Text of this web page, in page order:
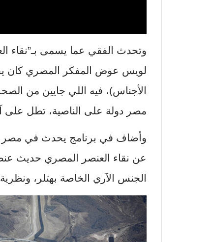
وتحدث الفقي عما يسمى بـ”نقاء
لويس عوض المفكر المصري كان
الأجناس)، فيه اللي جايين من
مصر دولة على الناصية، تطل على
وأضاف في برنامج يحدث في مصر
عن نقاء العنصر المصري حديث
الجنس الآري الخاصة بهتلر،